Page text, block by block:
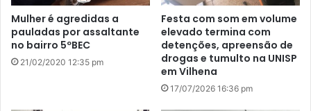
Mulher é agredidas a
pauladas por assaltante
no bairro 5ºBEC
21/02/2020 12:35 pm
Festa com som em volume
elevado termina com
detenções, apreensão de
drogas e tumulto na UNISP
em Vilhena
17/07/2026 16:36 pm